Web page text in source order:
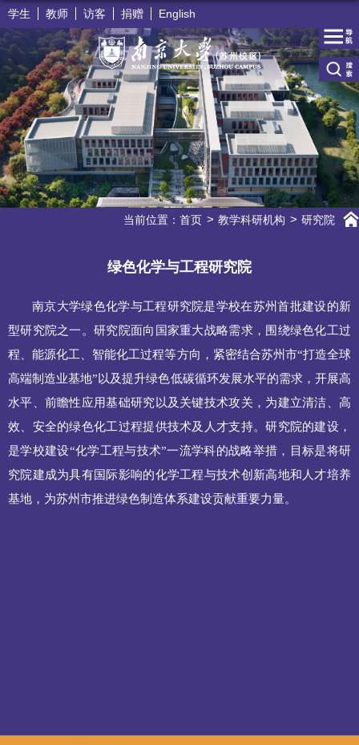
学生 教师 访客 捐赠 English
当前位置： 首页 教学科研机构 研究院
绿色化学与工程研究院
南京大学绿色化学与工程研究院是学校在苏州首批建设的新
型研究院之一。研究院面向国家重大战略需求，围绕绿色化工过
程、能源化工、智能化工过程等方向，紧密结合苏州市“打造全球
高端制造业基地”以及提升绿色低碳循环发展水平的需求，开展高
水平、前瞻性应用基础研究以及关键技术攻关，为建立清洁、高
效、安全的绿色化工过程提供技术及人才支持。研究院的建设，
是学校建设“化学工程与技术”一流学科的战略举措，目标是将研
究院建成为具有国际影响的化学工程与技术创新高地和人才培养
基地，为苏州市推进绿色制造体系建设贡献重要力量。